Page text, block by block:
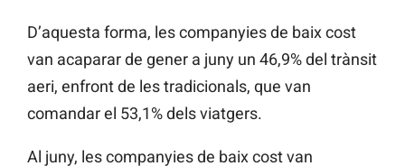
D’aquesta forma, les companyies de baix cost
van acaparar de gener a juny un 46,9% del trànsit
aeri, enfront de les tradicionals, que van
comandar el 53,1% dels viatgers.
Al juny, les companyies de baix cost van